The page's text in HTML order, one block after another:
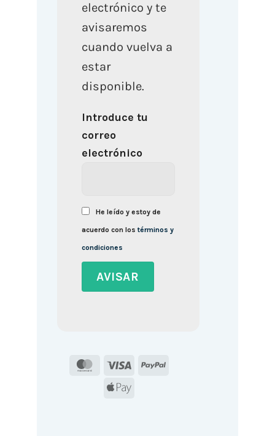
electrónico y te
avisaremos
cuando vuelva a
estar
disponible.
Introduce tu
correo
electrónico
He leído y estoy de
acuerdo con lostérminos y
condiciones
MasterCard
Visa
PayPal
Apple